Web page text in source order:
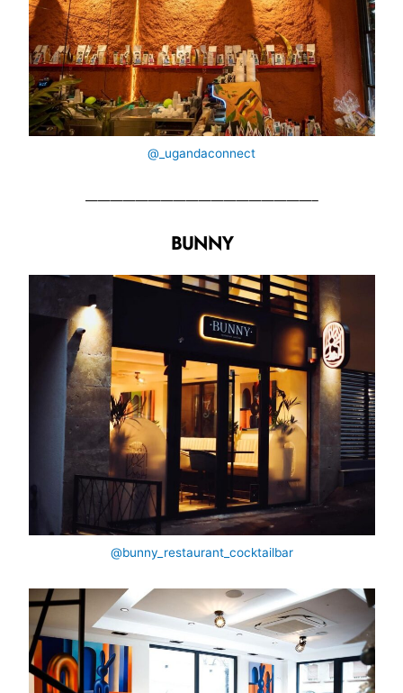
@_ugandaconnect
——————————————————–
BUNNY
@bunny_restaurant_cocktailbar